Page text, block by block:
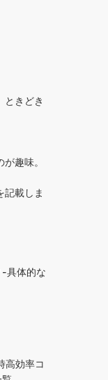
ときどき
趣味。
記載しま
-具体的な
高効率コ